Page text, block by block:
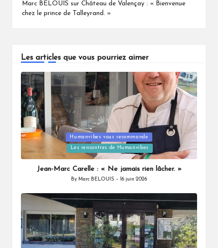
Marc BELOUIS sur Château de Valençay : « Bienvenue
chez le prince de Talleyrand. »
Les articles que vous pourriez aimer
Posted
Humanvibes vous recommande
Les rencontres de Humanvibes
Jean-Marc Carelle : « Ne jamais rien lâcher. »
Posted
By Marc BELOUIS 16 juin 2026